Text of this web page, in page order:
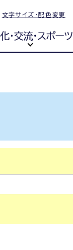
文字サイズ・配色変更
・交流・スポーツ